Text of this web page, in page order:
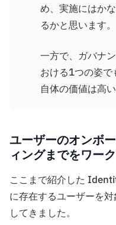
め、実施にはか
るかと思います。
一方で、ガバナ
おける1つの姿で
自体の価値は高
ユーザーのオンボ
ィングまでをワー
ここまで紹介した
に存在するユーザーを
してきました。